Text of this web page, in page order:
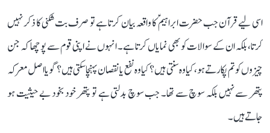
اسی لیے قرآن جب حضرت ابراہیمؑ کا واقعہ بیان کرتا ہے تو صرف بت شکنی کا ذکر نہیں
کرتا، بلکہ ان کے سوالات کو بھی نمایاں کرتا ہے۔ انہوں نے اپنی قوم سے پوچھا کہ جن
چیزوں کو تم پکارتے ہو، کیا وہ سنتی ہیں؟ کیا وہ نفع یا نقصان پہنچا سکتی ہیں؟ گویا اصل معرکہ
پتھر سے نہیں بلکہ سوچ سے تھا۔ جب سوچ بدلتی ہے تو پتھر خود بخود بے حیثیت ہو
جاتے ہیں۔